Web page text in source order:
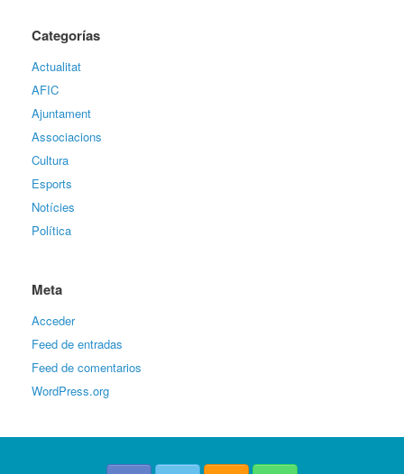
Categorías
Actualitat
AFIC
Ajuntament
Associacions
Cultura
Esports
Notícies
Política
Meta
Acceder
Feed de entradas
Feed de comentarios
WordPress.org